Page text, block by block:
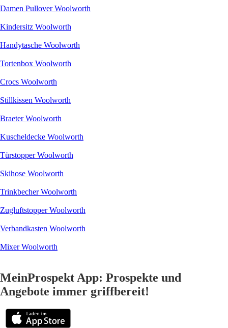
Damen Pullover Woolworth
Kindersitz Woolworth
Handytasche Woolworth
Tortenbox Woolworth
Crocs Woolworth
Stillkissen Woolworth
Braeter Woolworth
Kuscheldecke Woolworth
Türstopper Woolworth
Skihose Woolworth
Trinkbecher Woolworth
Zugluftstopper Woolworth
Verbandkasten Woolworth
Mixer Woolworth
MeinProspekt App: Prospekte und
Angebote immer griffbereit!